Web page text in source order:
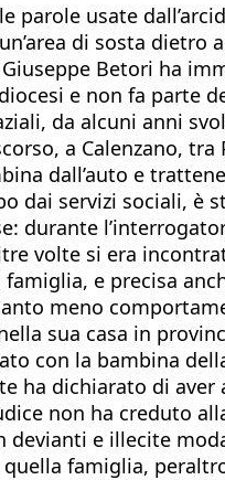
parole usate
di sosta
Betori ha
e non fa parte
da alcuni anni
a Calenzano,
dall’auto e
dai servizi sociali, è
durante
volte si era
e precisa
meno
sua casa in
con la bambina
ha dichiarato di
non ha creduto
devianti e illecite
famiglia,